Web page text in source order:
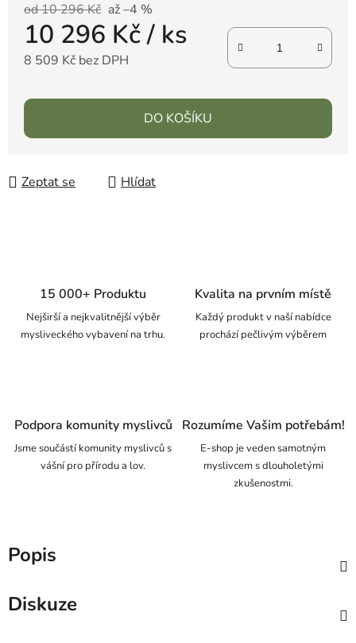
od 10 296 Kč až –4 %
10 296 Kč/ ks
8 509 Kč bez DPH
DO KOŠÍKU
Zeptat se Hlídat
15 000+ Produktu
Nejširší a nejkvalitnější výběr
mysliveckého vybavení na trhu.
Kvalita na prvním místě
Každý produkt v naší nabídce
prochází pečlivým výběrem
Podpora komunity myslivců
Jsme součástí komunity myslivců s
vášní pro přírodu a lov.
Rozumíme Vašim potřebám!
E-shop je veden samotným
myslivcem s dlouholetými
zkušenostmi.
Popis
Diskuze